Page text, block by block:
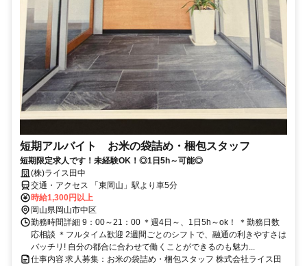
短期アルバイト お米の袋詰め・梱包スタッフ
短期限定求人です！未経験OK！◎1日5h～可能◎
(株)ライス田中
交通・アクセス 「東岡山」駅より車5分
時給1,300円以上
岡山県岡山市中区
勤務時間詳細 9：00～21：00 ＊週4日～、1日5h～ok！ ＊勤務日数
応相談 ＊フルタイム歓迎 2週間ごとのシフトで、融通の利きやすさは
バッチリ! 自分の都合に合わせて働くことができるのも魅力...
仕事内容 求人募集：お米の袋詰め・梱包スタッフ 株式会社ライス田